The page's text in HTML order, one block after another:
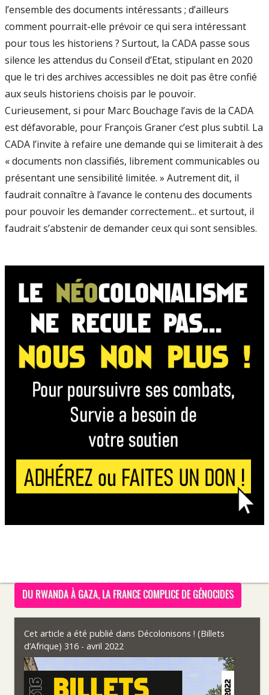
l’ensemble des documents intéressants ; d’ailleurs
comment pourrait-elle prévoir ce qui sera intéressant
pour tous les historiens ? Surtout, la CADA passe sous
silence les attendus du Conseil d’Etat, stipulant en 2020
que le tri des archives accessibles ne doit pas être confié
aux seuls historiens choisis par le pouvoir.
Curieusement, si pour Marc Bouchage l’avis de la CADA
est défavorable, pour François Graner c’est plus subtil. La
CADA l’invite à refaire une demande qui se limiterait à des
« documents non classifiés, librement communicables ou
présentant une sensibilité limitée. » Autrement dit, il
faudrait connaître à l’avance le contenu des documents
pour pouvoir les demander correctement... et surtout, il
faudrait s’abstenir de demander ceux qui sont sensibles.
DU RWANDA À GAZA, LA FRANCE COMPLICE DE GÉNOCIDES
Cet article a été publié dans Décolonisons ! (Billets
d’Afrique) 316 - avril 2022